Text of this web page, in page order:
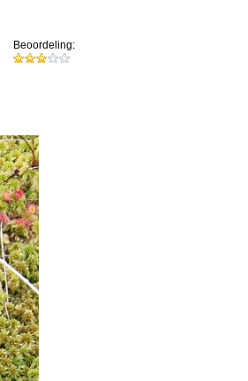
Beoordeling: